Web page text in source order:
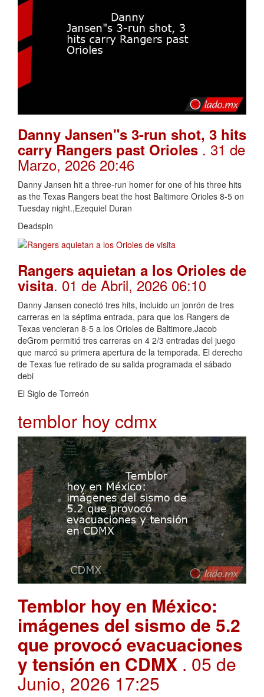
Danny Jansen"s 3-run shot, 3 hits
carry Rangers past Orioles. 31 de
Marzo, 2026 20:46
Danny Jansen hit a three-run homer for one of his three hits
as the Texas Rangers beat the host Baltimore Orioles 8-5 on
Tuesday night.,Ezequiel Duran
Deadspin
Rangers aquietan a los Orioles de
visita. 01 de Abril, 2026 06:10
Danny Jansen conectó tres hits, incluido un jonrón de tres
carreras en la séptima entrada, para que los Rangers de
Texas vencieran 8-5 a los Orioles de Baltimore.Jacob
deGrom permitió tres carreras en 4 2/3 entradas del juego
que marcó su primera apertura de la temporada. El derecho
de Texas fue retirado de su salida programada el sábado
debi
El Siglo de Torreón
temblor hoy cdmx
Temblor hoy en México:
imágenes del sismo de 5.2
que provocó evacuaciones
y tensión en CDMX . 05 de
Junio, 2026 17:25